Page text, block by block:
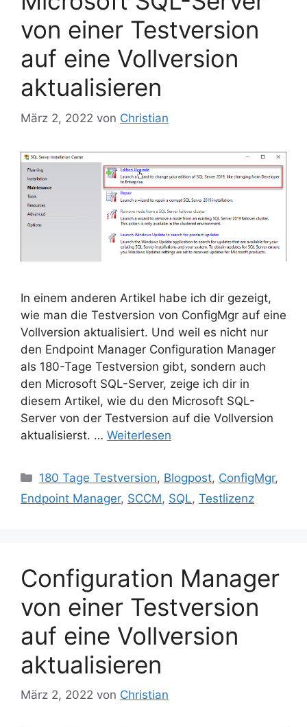
von einer Testversion
auf eine Vollversion
aktualisieren
März 2, 2022 von Christian
In einem anderen Artikel habe ich dir gezeigt,
wie man die Testversion von ConfigMgr auf eine
Vollversion aktualisiert. Und weil es nicht nur
den Endpoint Manager Configuration Manager
als 180-Tage Testversion gibt, sondern auch
den Microsoft SQL-Server, zeige ich dir in
diesem Artikel, wie du den Microsoft SQL-
Server von der Testversion auf die Vollversion
aktualisierst. … Weiterlesen
Kategorien
180 Tage Testversion, Blogpost, ConfigMgr,
Endpoint Manager, SCCM, SQL, Testlizenz
Configuration Manager
von einer Testversion
auf eine Vollversion
aktualisieren
März 2, 2022 von Christian